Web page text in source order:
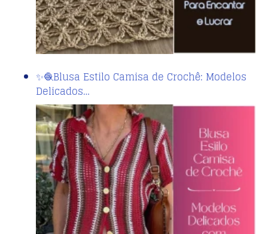
✨🧶Blusa Estilo Camisa de Crochê: Modelos
Delicados…